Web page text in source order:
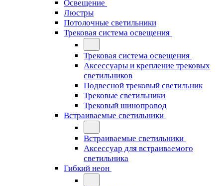
Освещение
Люстры
Потолочные светильники
Трековая система освещения
Трековая система освещения
Аксессуары и крепление трековых
светильников
Подвесной трековый светильник
Трековые светильники
Трековый шинопровод
Встраиваемые светильники
Встраиваемые светильники
Аксессуар для встраиваемого
светильника
Гибкий неон